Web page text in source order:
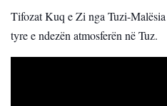
Tifozat Kuq e Zi nga Tuzi-
tyre e ndezën atmosferën në Tuz.